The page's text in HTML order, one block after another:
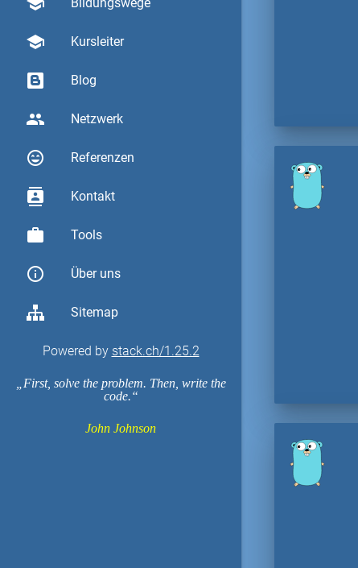
school Kursleiter
Blog
group Netzwerk
sentiment_very_satisfied Referenzen
contacts Kontakt
work Tools
info_outline Über uns
Sitemap
Powered by stack.ch/1.25.2
First, solve the problem. Then, write the
code.
John Johnson